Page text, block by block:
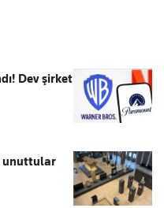
Dev şirket
unuttular